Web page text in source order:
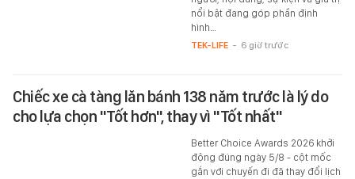
nổi bật đang góp phần định
hình…
TEK-LIFE - 6 giờ trước
Chiếc xe cà tàng lăn bánh 138 năm trước là lý do
cho lựa chọn "Tốt hơn", thay vì "Tốt nhất"
Better Choice Awards 2026 khởi
động đúng ngày 5/8 - cột mốc
gắn với chuyến đi đã thay đổi lịch